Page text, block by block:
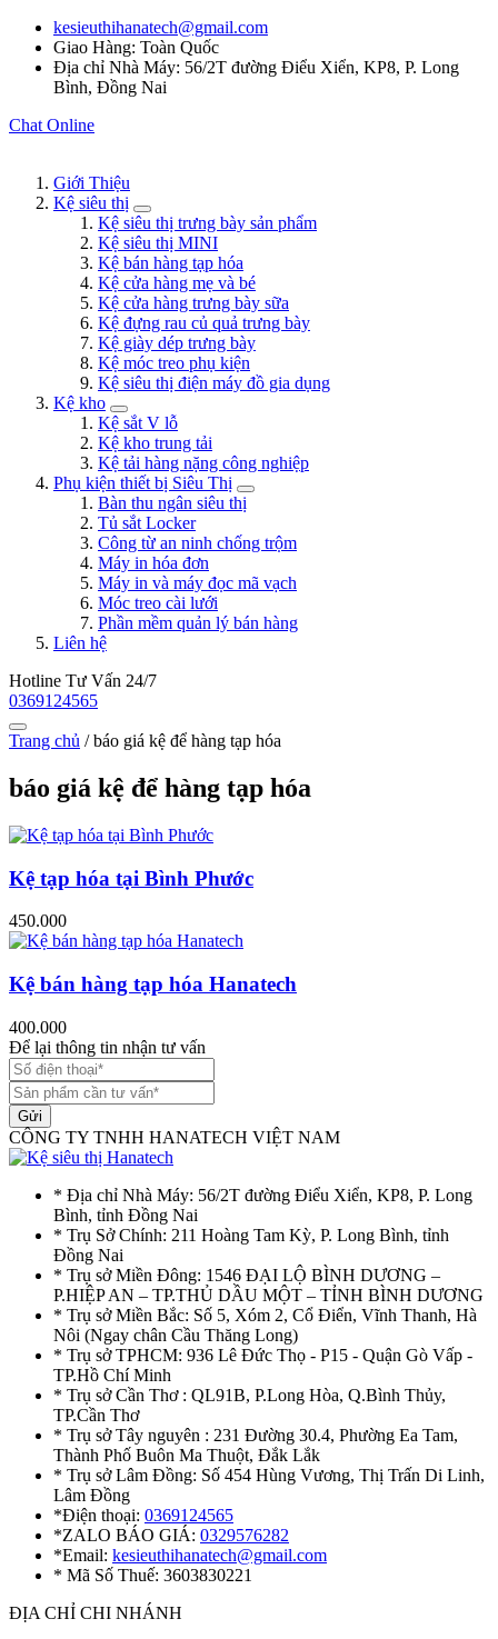
kesieuthihanatech@gmail.com
Giao Hàng: Toàn Quốc
Địa chỉ Nhà Máy: 56/2T đường Điểu Xiển, KP8, P. Long
Bình, Đồng Nai
Chat Online
Giới Thiệu
Kệ siêu thị
Kệ siêu thị trưng bày sản phẩm
Kệ siêu thị MINI
Kệ bán hàng tạp hóa
Kệ cửa hàng mẹ và bé
Kệ cửa hàng trưng bày sữa
Kệ đựng rau củ quả trưng bày
Kệ giày dép trưng bày
Kệ móc treo phụ kiện
Kệ siêu thị điện máy đồ gia dụng
Kệ kho
Kệ sắt V lỗ
Kệ kho trung tải
Kệ tải hàng nặng công nghiệp
Phụ kiện thiết bị Siêu Thị
Bàn thu ngân siêu thị
Tủ sắt Locker
Công từ an ninh chống trộm
Máy in hóa đơn
Máy in và máy đọc mã vạch
Móc treo cài lưới
Phần mềm quản lý bán hàng
Liên hệ
Hotline Tư Vấn 24/7
0369124565
Trang chủ /báo giá kệ để hàng tạp hóa
báo giá kệ để hàng tạp hóa
Kệ tạp hóa tại Bình Phước
450.000
Kệ bán hàng tạp hóa Hanatech
400.000
Để lại thông tin nhận tư vấn
Gửi
CÔNG TY TNHH HANATECH VIỆT NAM
* Địa chỉ Nhà Máy: 56/2T đường Điểu Xiển, KP8, P. Long
Bình, tỉnh Đồng Nai
* Trụ Sở Chính: 211 Hoàng Tam Kỳ, P. Long Bình, tỉnh
Đồng Nai
* Trụ sở Miền Đông: 1546 ĐẠI LỘ BÌNH DƯƠNG –
P.HIỆP AN – TP.THỦ DẦU MỘT – TỈNH BÌNH DƯƠNG
* Trụ sở Miền Bắc: Số 5, Xóm 2, Cổ Điển, Vĩnh Thanh, Hà
Nôi (Ngay chân Cầu Thăng Long)
* Trụ sở TPHCM: 936 Lê Đức Thọ - P15 - Quận Gò Vấp -
TP.Hồ Chí Minh
* Trụ sở Cần Thơ : QL91B, P.Long Hòa, Q.Bình Thủy,
TP.Cần Thơ
* Trụ sở Tây nguyên : 231 Đường 30.4, Phường Ea Tam,
Thành Phố Buôn Ma Thuột, Đắk Lắk
* Trụ sở Lâm Đồng: Số 454 Hùng Vương, Thị Trấn Di Linh,
Lâm Đồng
*Điện thoại: 0369124565
*ZALO BÁO GIÁ: 0329576282
*Email: kesieuthihanatech@gmail.com
* Mã Số Thuế: 3603830221
ĐỊA CHỈ CHI NHÁNH